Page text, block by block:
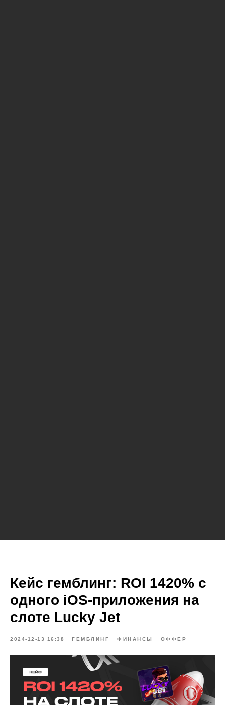
Кейс гемблинг: ROI 1420% с
одного iOS-приложения на
слоте Lucky Jet
2024-12-13 16:38 ГЕМБЛИНГ ФИНАНСЫ ОФФЕР